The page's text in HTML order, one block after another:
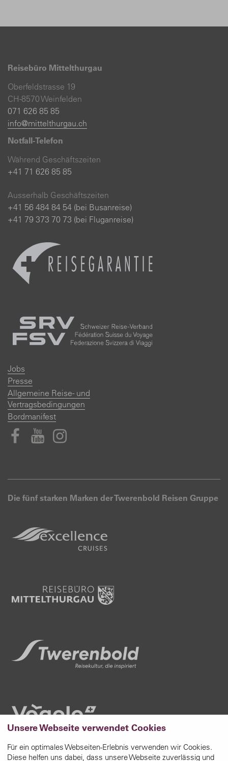
Unsere Webseite verwendet Cookies
Für ein optimales Webseiten-Erlebnis verwenden wir Cookies.
Diese helfen uns dabei, dass unsere Webseite zuverlässig und
Reisebüro Mittelthurgau
Oberfeldstrasse 19
CH-8570 Weinfelden
071 626 85 85
info@mittelthurgau.ch
Notfall-Telefon
Während Geschäftszeiten
+41 71 626 85 85
Ausserhalb Geschäftszeiten
+41 56 484 84 54 (bei Busanreise)
+41 79 373 70 73 (bei Fluganreise)
Jobs
Presse
Allgemeine Reise- und
Vertragsbedingungen
Bordmanifest
Die fünf starken Marken der Twerenbold Reisen Gruppe